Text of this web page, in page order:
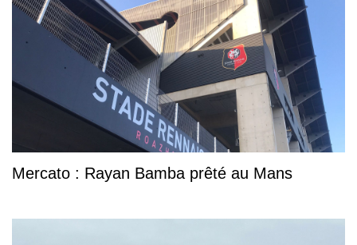
Mercato : Rayan Bamba prêté au Mans